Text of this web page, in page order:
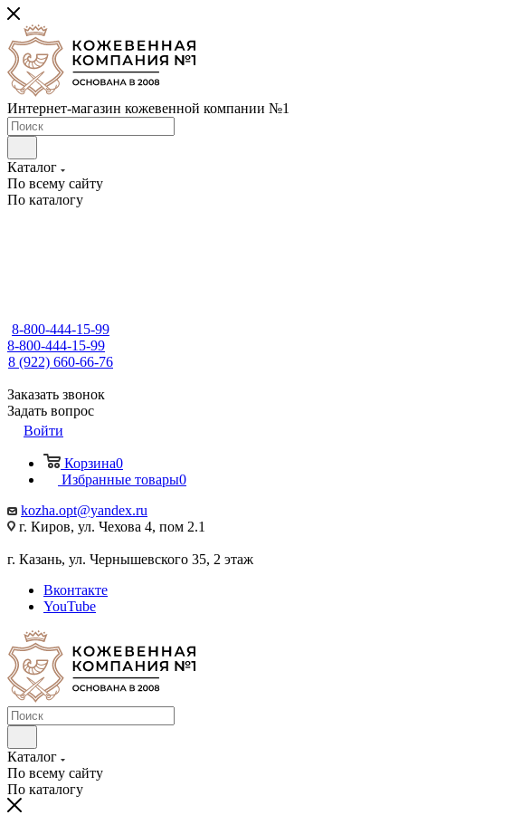
Интернет-магазин кожевенной компании №1
Каталог
По всему сайту
По каталогу
8-800-444-15-99
8-800-444-15-99
8 (922) 660-66-76
Заказать звонок
Задать вопрос
Войти
Корзина0
Избранные товары0
kozha.opt@yandex.ru
г. Киров, ул. Чехова 4, пом 2.1
г. Казань, ул. Чернышевского 35, 2 этаж
Вконтакте
YouTube
Каталог
По всему сайту
По каталогу